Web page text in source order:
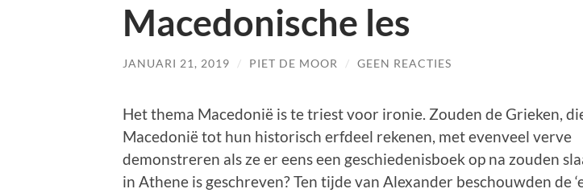
Macedonische les
JANUARI 21, 2019 / PIET DE MOOR / GEEN REACTIES
Het thema Macedonië is te triest voor ironie. Zouden de Grieken,
Macedonië tot hun historisch erfdeel rekenen, met evenveel verve
demonstreren als ze er eens een geschiedenisboek op na zouden
in Athene is geschreven? Ten tijde van Alexander beschouwden de